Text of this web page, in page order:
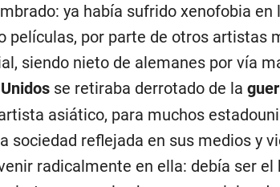
ya había sufrido xenofobia en
películas, por parte de otros artistas
siendo nieto de alemanes por vía
se retiraba derrotado de la
asiático, para muchos
sociedad reflejada en sus medios y
radicalmente en ella: debía ser el